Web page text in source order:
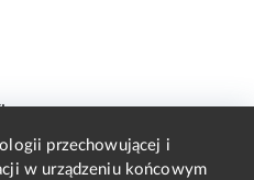
przechowującej i
w urządzeniu końcowym